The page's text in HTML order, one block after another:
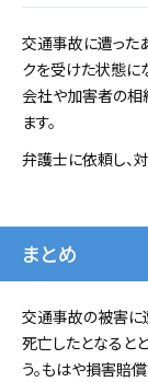
交通事故に遭った
クを受けた状態に
会社や加害者の相
ます。
弁護士に依頼し、
まとめ
交通事故の被害に
死亡したとなると
う。もはや損害賠